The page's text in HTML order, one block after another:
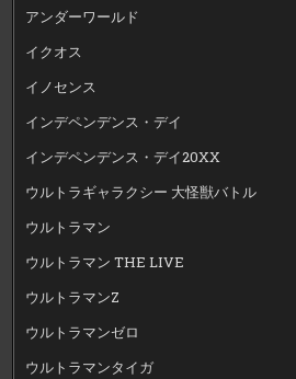
アンダーワールド
イクオス
イノセンス
インデペンデンス・デイ
インデペンデンス・デイ20XX
ウルトラギャラクシー 大怪獣バトル
ウルトラマン
ウルトラマン THE LIVE
ウルトラマンZ
ウルトラマンゼロ
ウルトラマンタイガ